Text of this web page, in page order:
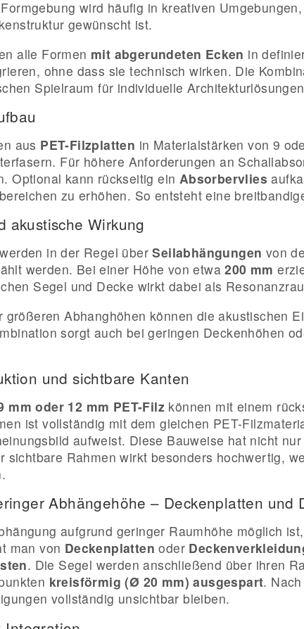
wird häufig in kreativen
gewünscht ist.
alle Formen mit abgerundeten Ecken in
ohne dass sie technisch wirken. Die
Spielraum für individuelle
aus PET-Filzplatten in Materialstärken von 9
Für höhere Anforderungen an
Optional kann rückseitig ein Absorbervlies
zu erhöhen. So entsteht eine
akustische Wirkung
in der Regel überSeilabhängungen von
werden. Bei einer Höhe von etwa200 mm
Segel und Decke wirkt dabei als
größeren Abhanghöhen können die akustischen
sorgt auch bei geringen Deckenhöhen
und sichtbare Kanten
mm oder 12 mm PET-Filz können mit einem
ist vollständig mit dem gleichen PET-
aufweist. Diese Bauweise hat nicht
sichtbare Rahmen wirkt besonders hochwertig,
Abhängehöhe – Deckenplatten und
aufgrund geringer Raumhöhe möglich
man von Deckenplatten oder
. Die Segel werden anschließend über ihren
kreisförmig (Ø 20 mm) ausgespart.
vollständig unsichtbar bleiben.